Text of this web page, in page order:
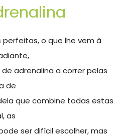
o que lhe vem à
adrenalina a correr pelas
de
que combine todas estas
as
ser difícil escolher, mas